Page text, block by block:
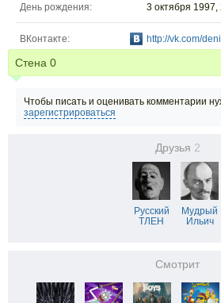
День рождения:
3 октября 1997,
ВКонтакте: http://vk.com/
Стена 0
Чтобы писать и оценивать комментарии
зарегистрироваться
Друзья 2
Русский
ТЛЕН
Мудрый
Ильич
Смотрит